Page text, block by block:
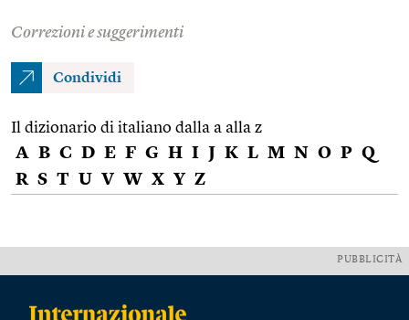
Correzioni e suggerimenti
Condividi
Il dizionario di italiano dalla a alla z
A B C D E F G H I J K L M N O P Q
R S T U V W X Y Z
PUBBLICITÀ